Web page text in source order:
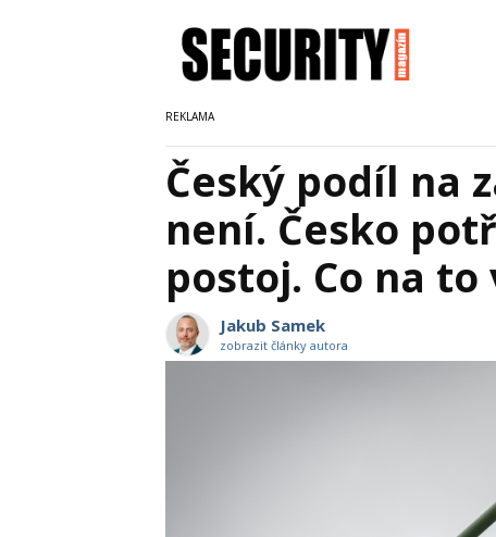
Český podíl na
není. Česko
postoj. Co na
Jakub Samek
zobrazit články autora